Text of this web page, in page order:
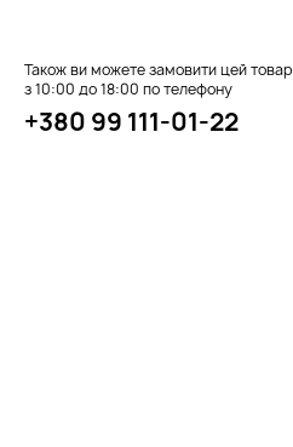
Також ви можете замовити цей товар
з 10:00 до 18:00 по телефону
+380 99 111-01-22